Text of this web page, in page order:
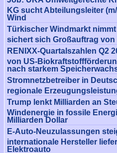
KG sucht Abteilungsleiter
Wind
Türkischer Windmarkt
sichert sich Großauftrag
RENIXX-Quartalszahlen Q2
von US-
nach starkem
Stromnetzbetreiber in
regionale
Trump lenkt Milliarden an
Windenergie in fossile
Milliarden Dollar
E-Auto-Neuzulassungen
internationale Hersteller
Elektroauto